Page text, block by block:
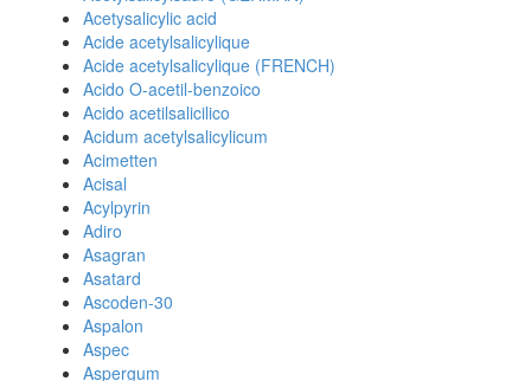
Acetysalicylic acid
Acide acetylsalicylique
Acide acetylsalicylique (FRENCH)
Acido O-acetil-benzoico
Acido acetilsalicilico
Acidum acetylsalicylicum
Acimetten
Acisal
Acylpyrin
Adiro
Asagran
Asatard
Ascoden-30
Aspalon
Aspec
Aspergum